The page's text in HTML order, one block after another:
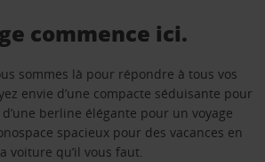
commence ici.
sommes là pour répondre à tous vos
envie d’une compacte séduisante pour
berline élégante pour un voyage
spacieux pour des vacances en
voiture qu’il vous faut.